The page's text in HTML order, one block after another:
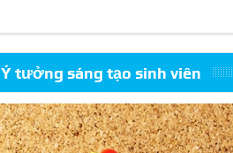
Ý tưởng sáng tạo sinh viên